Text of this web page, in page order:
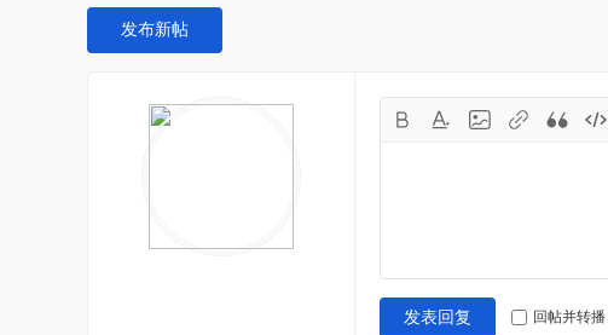
发布新帖
发表回复 回帖并转播